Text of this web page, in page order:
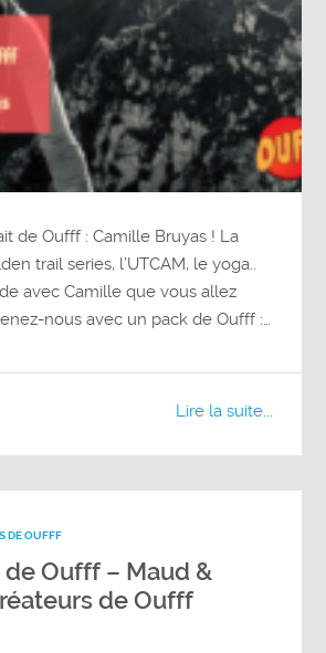
de Oufff : Camille Bruyas ! La
trail series, l’UTCAM, le yoga..
avec Camille que vous allez
nous avec un pack de Oufff :…
Lire la suite...
DE OUFFF
de Oufff – Maud &
de Oufff